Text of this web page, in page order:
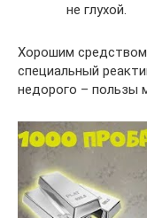
не глухой.
Хорошим средством
специальный
недорого – пользы